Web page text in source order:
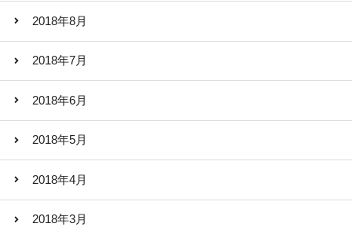
2018年8月
2018年7月
2018年6月
2018年5月
2018年4月
2018年3月